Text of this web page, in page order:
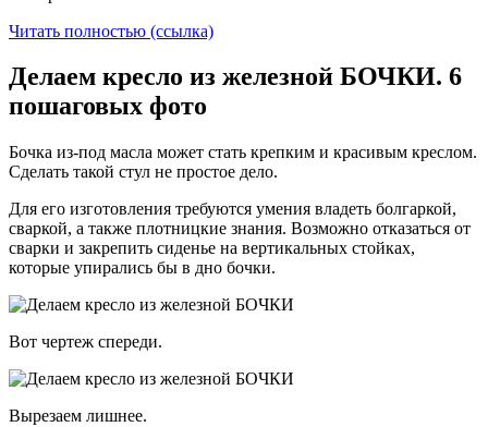
Читать полностью (ссылка)
Делаем кресло из железной БОЧКИ. 6
пошаговых фото
Бочка из-под масла может стать крепким и красивым креслом.
Сделать такой стул не простое дело.
Для его изготовления требуются умения владеть болгаркой,
сваркой, а также плотницкие знания. Возможно отказаться от
сварки и закрепить сиденье на вертикальных стойках,
которые упирались бы в дно бочки.
Вот чертеж спереди.
Вырезаем лишнее.